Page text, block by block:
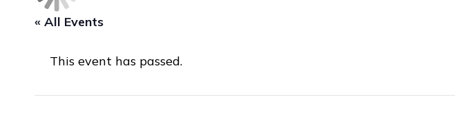
« All Events
This event has passed.